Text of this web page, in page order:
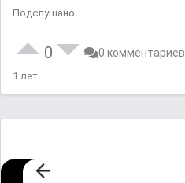
Подслушано
0 0 комментариев
1 лет